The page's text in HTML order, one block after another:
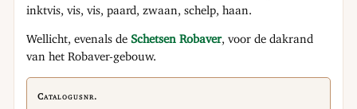
inktvis, vis, vis, paard, zwaan, schelp, haan.
Wellicht, evenals deSchetsen Robaver, voor de dakrand
van het Robaver-gebouw.
Catalogusnr.